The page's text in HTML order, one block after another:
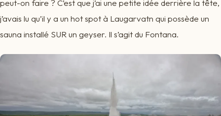
peut-on faire ? C’est que j’ai une petite idée derrière la tête,
j’avais lu qu’il y a un hot spot à Laugarvatn qui possède un
sauna installé SUR un geyser. Il s’agit du Fontana.